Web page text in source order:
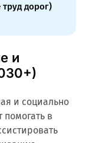
дорог)
и
и социально
в